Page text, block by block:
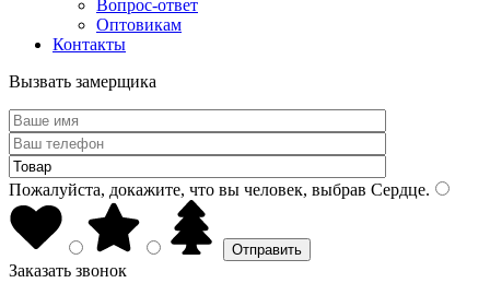
Вопрос-ответ
Оптовикам
Контакты
Вызвать замерщика
Пожалуйста, докажите, что вы человек, выбрав Сердце.
Заказать звонок